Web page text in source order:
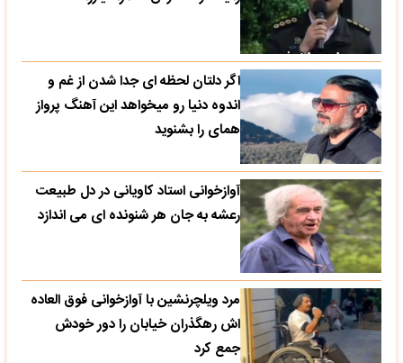
اگر دلتان لحظه ای جدا شدن از غم و
اندوه دنیا رو میخواهد این آهنگ پرواز
همای را بشنوید
آوازخوانی استاد کاویانی در دل طبیعت
رعشه به جان هر شنونده ای می اندازد
مرد ویلچرنشین با آوازخوانی فوق العاده
اش رهگذران خیابان را دور خودش
جمع کرد